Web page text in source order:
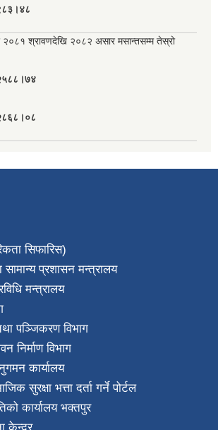
२०८१ श्रावणदेखि २०८२ असार मसान्तसम्म तेस्रो
सिफारिस)
प्रशासन मन्त्रालय
मन्त्रालय
पञ्जिकरण विभाग
निर्माण विभाग
कार्यालय
सुरक्षा भत्ता दर्ता गर्ने पोर्टल
कार्यालय भक्तपुर